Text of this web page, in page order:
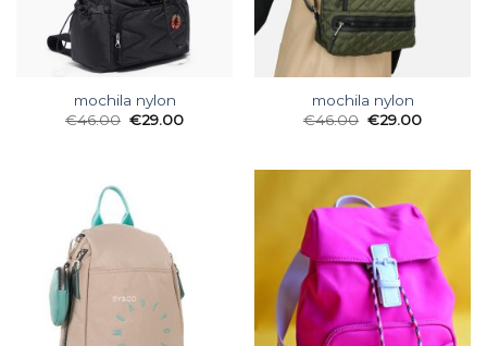
mochila nylon
€46.00 €29.00
mochila nylon
€46.00 €29.00